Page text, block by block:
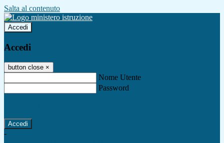
Salta al contenuto
Accedi
Accedi
button close ×
Nome Utente
Password
-